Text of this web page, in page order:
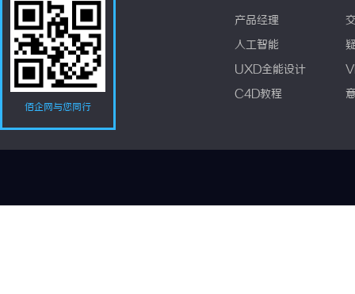
佰企网与您同行
产品经理
人工智能
UXD全能设计
C4D教程